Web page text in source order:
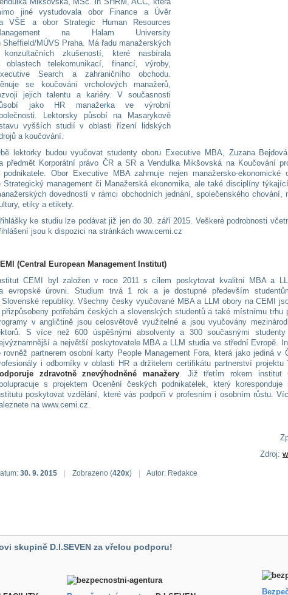
jiné vystudovala obor Finance a Úvěr
VŠE a obor Strategic Human Resources
na Halam University
Sheffield/MÚVS Praha. Má řadu manažerských
zkušeností, které nasbírala
oblastech telekomunikací, financí, výroby,
Search a zahraničního obchodu.
se koučování vrcholových manažerů,
jejich talentu a kariéry. V současnosti
jako HR manažerka ve výrobní
Lektorsky působí na Masarykově
vyšších studií v oblasti řízení lidských
a koučování.
lektorky budou vyučovat studenty oboru Executive MBA, Zuzana
předmět Korporátní právo ČR a SR a Vendulka Mikšovská na Koučování
podnikatele. Obor Executive MBA zahrnuje nejen manažersko-ekonomické
Strategický management či Manažerská ekonomika, ale také disciplíny
dovedností v rámci obchodních jednání, společenského chování,
etiky a etikety.
ke studiu lze podávat již jen do 30. září 2015. Veškeré podrobnosti
jsou k dispozici na stránkách www.cemi.cz
(Central European Management Institut)
CEMI byl založen v roce 2011 s cílem poskytovat kvalitní MBA a
evropské úrovni. Studium trvá 1 rok a je dostupné především
republiky. Všechny česky vyučované MBA a LLM obory na CEMI
přizpůsobeny potřebám českých a slovenských studentů a také místnímu trhu
v angličtině jsou celosvětově využitelné a jsou vyučovány
S více než 600 úspěšnými absolventy a 300 současnými
a největší poskytovatele MBA a LLM studia ve střední Evropě.
rovněž partnerem osobní karty People Management Fora, která jako jediná v
i odborníky v oblasti HR a držitelem certifikátu partnerství projektu
zdravotně znevýhodněné manažery. Již třetím rokem institut
s projektem Ocenění českých podnikatelek, který koresponduje
poskytovat vzdělání, které vás podpoří v profesním i osobním růstu.
na www.cemi.cz.
Zdroj:
30. 9. 2015 Zobrazeno (420x) Autor: Redakce
skupině D.I.SEVEN za vřelou podporu!